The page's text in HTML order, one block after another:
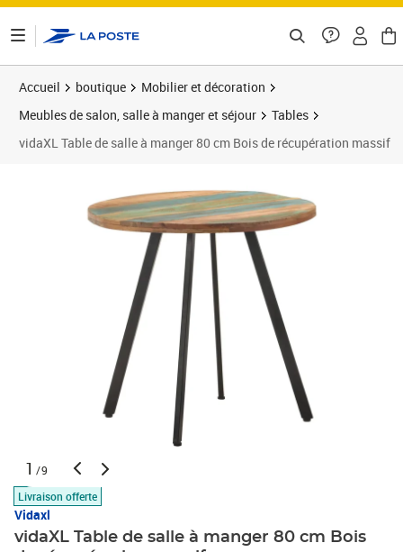
Accueil boutique
Mobilier et décoration
Meubles de salon, salle à manger et séjour
Tables
vidaXL Table de salle à manger 80 cm Bois de récupération massif
1 /9
Livraison offerte
Vidaxl
vidaXL Table de salle à manger 80 cm Bois